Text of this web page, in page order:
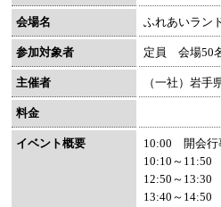
会場名 ふれあいラン
参加対象者 定員 会場50
主催者 （一社）岩手
料金
イベント概要
10:00 開会行
10:10～11:50
12:50～13:30
13:40～14:50